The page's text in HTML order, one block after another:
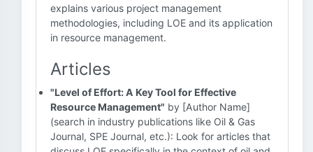
explains various project management
methodologies, including LOE and its application
in resource management.
Articles
"Level of Effort: A Key Tool for Effective
Resource Management" by [Author Name]
(search in industry publications like Oil & Gas
Journal, SPE Journal, etc.): Look for articles that